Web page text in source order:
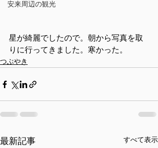
安来周辺の観光
星が綺麗でしたので。朝から写真を取
りに行ってきました。寒かった。
つぶやき
最新記事 すべて表示